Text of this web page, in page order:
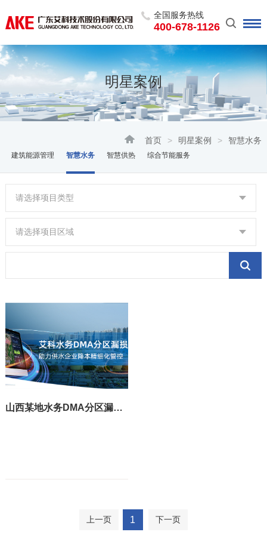
全国服务热线
400-678-1126
明星案例
首页 > 明星案例 > 智慧水务
建筑能源管理 智慧水务 智慧供热 综合节能服务
请选择项目类型
请选择项目区域
山西某地水务DMA分区漏损管理系统上线运行
上一页 1 下一页